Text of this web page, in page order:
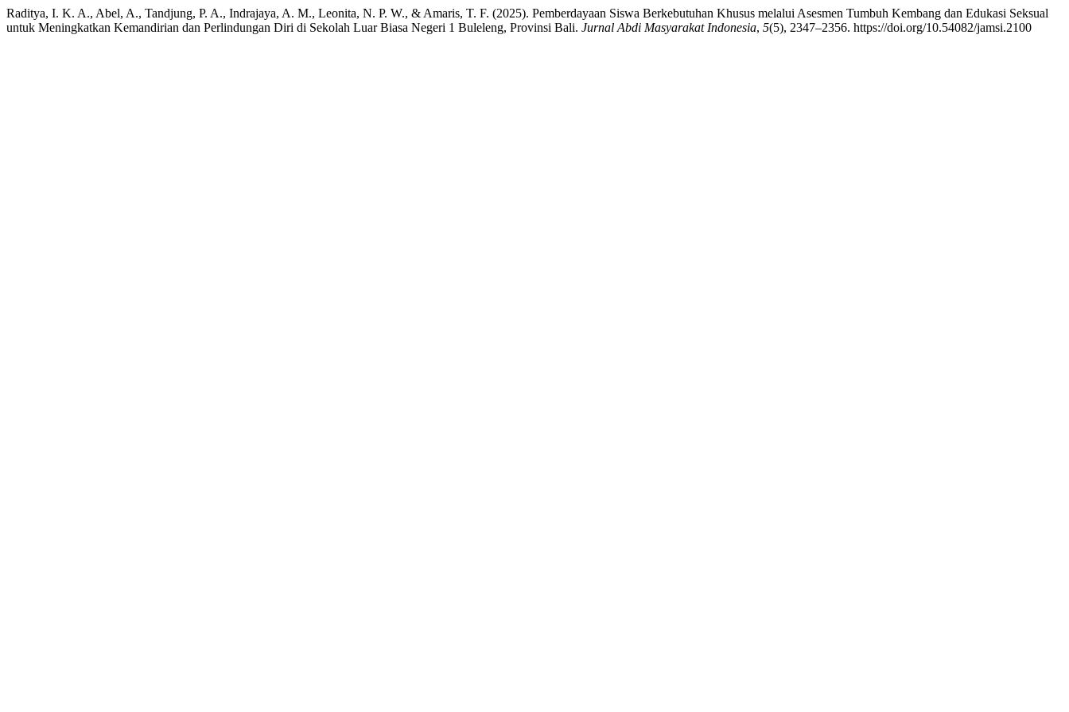
Raditya, I. K. A., Abel, A., Tandjung, P. A., Indrajaya, A. M., Leonita, N. P. W., & Amaris, T. F. (2025). Pemberdayaan Siswa Berkebutuhan Khusus melalui Asesmen Tumbuh Kembang dan Edukasi Seksual
untuk Meningkatkan Kemandirian dan Perlindungan Diri di Sekolah Luar Biasa Negeri 1 Buleleng, Provinsi Bali. Jurnal Abdi Masyarakat Indonesia, 5(5), 2347–2356. https://doi.org/10.54082/jamsi.2100